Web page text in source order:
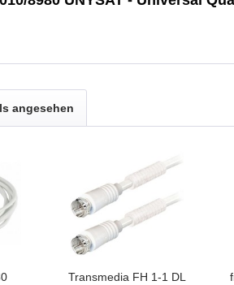
angesehen
Transmedia FH 1-1 DL